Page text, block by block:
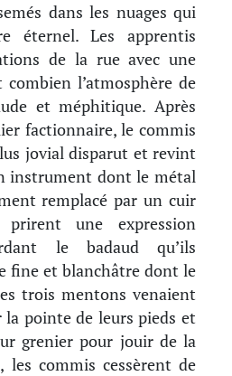
dans les nuages qui
éternel. Les apprentis
de la rue avec une
l’atmosphère de
et méphitique. Après
factionnaire, le commis
jovial disparut et revint
instrument dont le métal
remplacé par un cuir
une expression
le badaud qu’ils
fine et blanchâtre dont le
trois mentons venaient
la pointe de leurs pieds et
grenier pour jouir de la
les commis cessèrent de